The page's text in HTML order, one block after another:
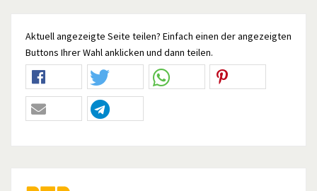
Aktuell angezeigte Seite teilen? Einfach einen der angezeigten
Buttons Ihrer Wahl anklicken und dann teilen.